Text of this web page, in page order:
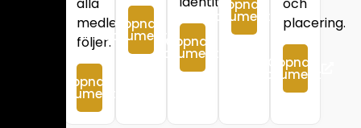
medlemmar
följer.
Öppna
dokument
Öppna
dokumentÖppna
dokument
Öppna
dokument
placering.
Öppna
dokument